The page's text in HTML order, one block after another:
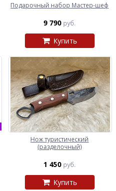
Подарочный набор Мастер-шеф
9 790 руб.
Купить
Нож туристический
(разделочный)
1 450 руб.
Купить